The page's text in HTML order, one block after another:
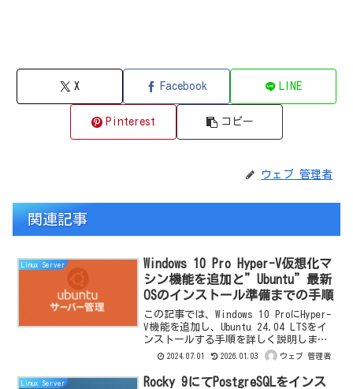
X Facebook LINE
Pinterest コピー
ウェブ 管理者
関連記事
Linux Server
Windows 10 Pro Hyper-V仮想化マ
シン機能を追加と”Ubuntu”最新
OSのインストール準備までの手順
この記事では、Windows 10 ProにHyper-
V機能を追加し、Ubuntu 24.04 LTSをイ
ンストールする手順を詳しく説明しま
す。初心者でも簡単にフォローできるよ
でを段階的にガイドします。
2024.07.01 2026.01.03 ウェブ 管理者
Linux Server
Rocky 9にてPostgreSQLをインス